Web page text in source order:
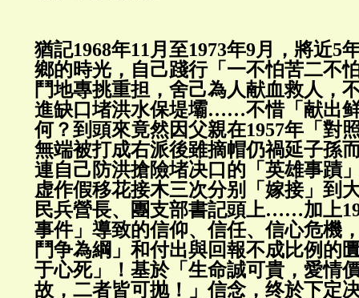
猶記1968年11月至1973年9月，將近5
鄉的時光，自己踐行「一不怕苦二不
鬥地專挑重担，舍己為人献血救人，
進缺口堵洪水保堤壩……不惜「献出
何？到頭來竟然因父親在1957年「對
無端被打成右派後雖摘帽仍禍延子孫
連自己防洪搶險堵决口的「英雄事蹟
虚作假移花接木三次分别「嫁接」到
民兵營長、團支部書記頭上……加上
事件」導致的信仰、信任、信心危機
鬥争為綱」和付出與回報不成比例的
于心死」！基於「生命誠可貴，愛情
故，二者皆可抛！」信念，终於下定